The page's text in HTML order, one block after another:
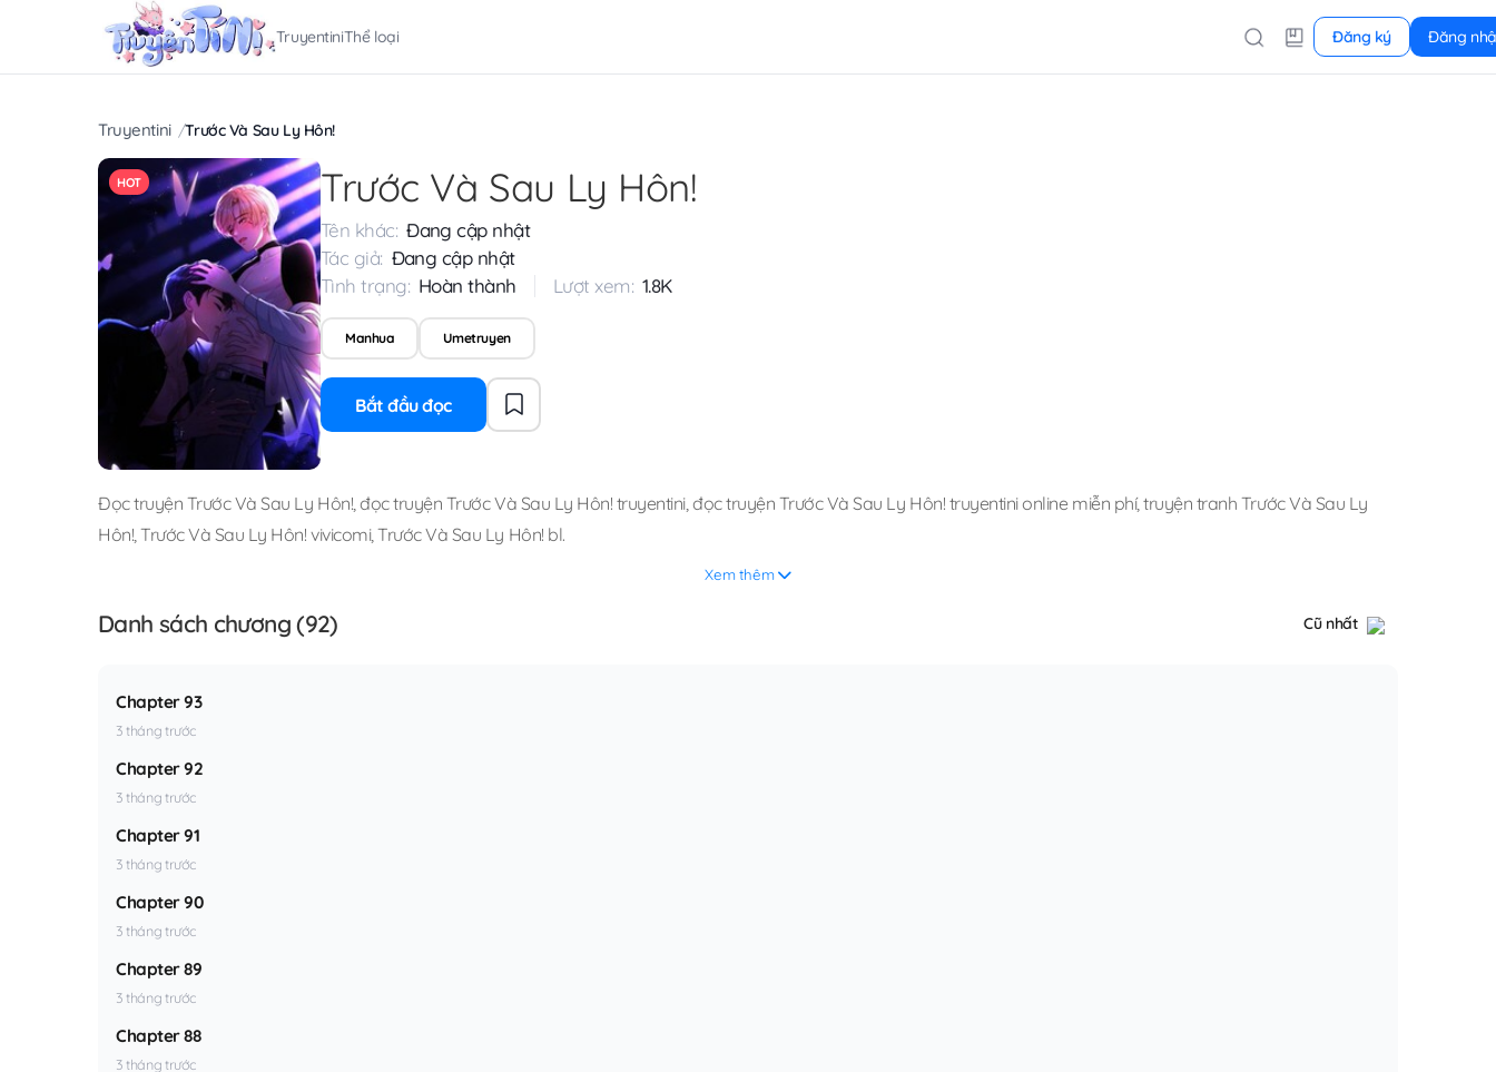
TruyentiniThể loại Đăng ký Đăng
Truyentini Trước Và Sau Ly Hôn!
HOT Trước Và Sau Ly Hôn!
Tên khác: Đang cập nhật
Tác giả: Đang cập nhật
Tình trạng: Hoàn thành Lượt xem: 1.8K
Manhua Umetruyen
Bắt đầu đọc
Đọc truyện Trước Và Sau Ly Hôn!,đọc truyện Trước Và Sau Ly Hôn! truyentini,đọc truyện Trước Và Sau Ly Hôn! truyentini online miễn phí,truyện tranh Trước Và Sau Ly
Hôn!,Trước Và Sau Ly Hôn! vivicomi,Trước Và Sau Ly Hôn! bl.
Xem thêm
Danh sách chương (92) Cũ nhất
Chapter 93
3 tháng trước
Chapter 92
3 tháng trước
Chapter 91
3 tháng trước
Chapter 90
3 tháng trước
Chapter 89
3 tháng trước
Chapter 88
3 tháng trước